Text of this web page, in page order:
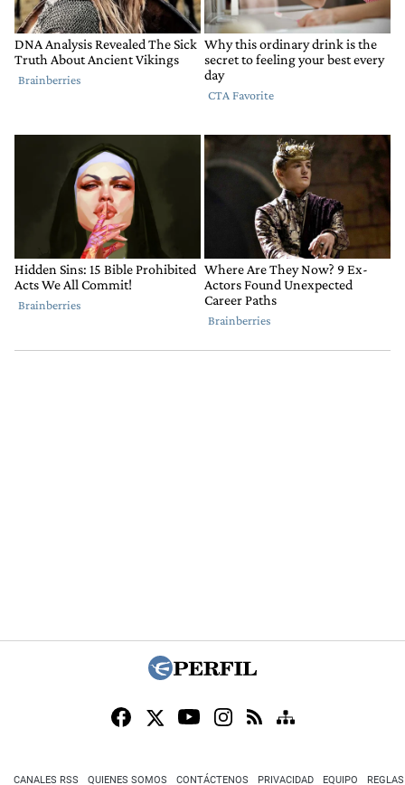
CANALES RSS QUIENES SOMOS CONTÁCTENOS PRIVACIDAD EQUIPO